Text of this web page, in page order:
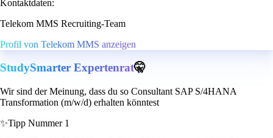
Kontaktdaten:
Telekom MMS Recruiting-Team
Profil von Telekom MMS anzeigen
StudySmarter Expertenrat🤫
Wir sind der Meinung, dass du so Consultant SAP S/4HANA
Transformation (m/w/d) erhalten könntest
✨Tipp Nummer 1